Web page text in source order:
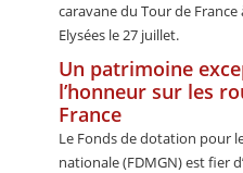
caravane du Tour de France
Elysées le 27 juillet.
Un patrimoine
l’honneur sur les
France
Le Fonds de dotation pour
nationale (FDMGN) est fier